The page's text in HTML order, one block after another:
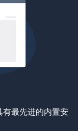
最先进的内置安